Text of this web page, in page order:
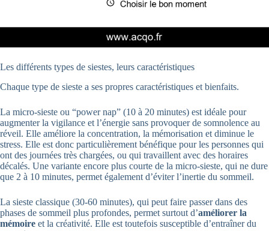
Les différents types de siestes, leurs caractéristiques
Chaque type de sieste a ses propres caractéristiques et bienfaits.
La micro-sieste ou “power nap” (10 à 20 minutes) est idéale pour
augmenter la vigilance et l’énergie sans provoquer de somnolence au
réveil. Elle améliore la concentration, la mémorisation et diminue le
stress. Elle est donc particulièrement bénéfique pour les personnes qui
ont des journées très chargées, ou qui travaillent avec des horaires
décalés. Une variante encore plus courte de la micro-sieste, qui ne dure
que 2 à 10 minutes, permet également d’éviter l’inertie du sommeil.
La sieste classique (30-60 minutes), qui peut faire passer dans des
phases de sommeil plus profondes, permet surtout d’améliorer la
mémoire et la créativité. Elle est toutefois susceptible d’entraîner du